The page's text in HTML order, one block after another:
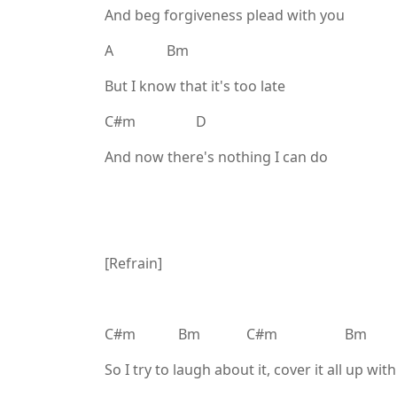
And beg forgiveness plead with you
A Bm
But I know that it's too late
C#m D
And now there's nothing I can do
[Refrain]
C#m Bm C#m Bm
So I try to laugh about it, cover it all up